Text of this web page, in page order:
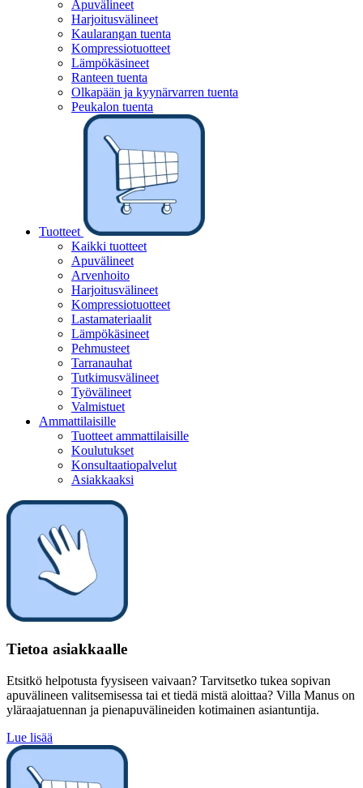
Apuvälineet
Harjoitusvälineet
Kaularangan tuenta
Kompressiotuotteet
Lämpökäsineet
Ranteen tuenta
Olkapään ja kyynärvarren tuenta
Peukalon tuenta
Tuotteet
Kaikki tuotteet
Apuvälineet
Arvenhoito
Harjoitusvälineet
Kompressiotuotteet
Lastamateriaalit
Lämpökäsineet
Pehmusteet
Tarranauhat
Tutkimusvälineet
Työvälineet
Valmistuet
Ammattilaisille
Tuotteet ammattilaisille
Koulutukset
Konsultaatiopalvelut
Asiakkaaksi
Tietoa asiakkaalle
Etsitkö helpotusta fyysiseen vaivaan? Tarvitsetko tukea sopivan
apuvälineen valitsemisessa tai et tiedä mistä aloittaa? Villa Manus on
yläraajatuennan ja pienapuvälineiden kotimainen asiantuntija.
Lue lisää